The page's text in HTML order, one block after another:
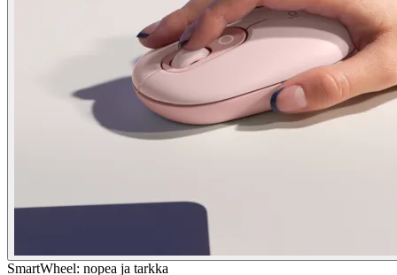
SmartWheel: nopea ja tarkka